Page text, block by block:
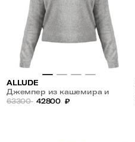
ALLUDE
Джемпер из кашемира и
шелка
63300 42800 ₽